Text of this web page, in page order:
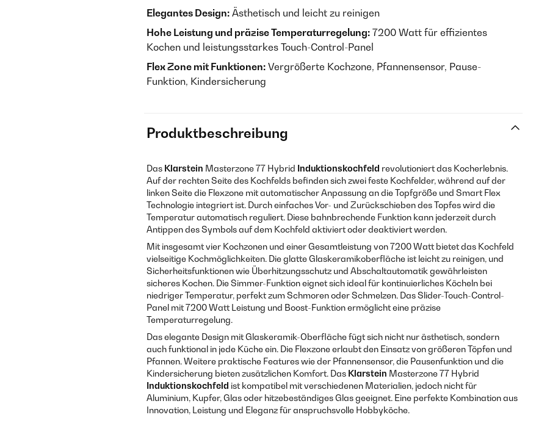
Elegantes Design: Ästhetisch und leicht zu reinigen
Hohe Leistung und präzise Temperaturregelung: 7200 Watt für effizientes
Kochen und leistungsstarkes Touch-Control-Panel
Flex Zone mit Funktionen: Vergrößerte Kochzone, Pfannensensor, Pause-
Funktion, Kindersicherung
Produktbeschreibung
Das Klarstein Masterzone 77 Hybrid Induktionskochfeld revolutioniert das Kocherlebnis.
Auf der rechten Seite des Kochfelds befinden sich zwei feste Kochfelder, während auf der
linken Seite die Flexzone mit automatischer Anpassung an die Topfgröße und Smart Flex
Technologie integriert ist. Durch einfaches Vor- und Zurückschieben des Topfes wird die
Temperatur automatisch reguliert. Diese bahnbrechende Funktion kann jederzeit durch
Antippen des Symbols auf dem Kochfeld aktiviert oder deaktiviert werden.
Mit insgesamt vier Kochzonen und einer Gesamtleistung von 7200 Watt bietet das Kochfeld
vielseitige Kochmöglichkeiten. Die glatte Glaskeramikoberfläche ist leicht zu reinigen, und
Sicherheitsfunktionen wie Überhitzungsschutz und Abschaltautomatik gewährleisten
sicheres Kochen. Die Simmer-Funktion eignet sich ideal für kontinuierliches Köcheln bei
niedriger Temperatur, perfekt zum Schmoren oder Schmelzen. Das Slider-Touch-Control-
Panel mit 7200 Watt Leistung und Boost-Funktion ermöglicht eine präzise
Temperaturregelung.
Das elegante Design mit Glaskeramik-Oberfläche fügt sich nicht nur ästhetisch, sondern
auch funktional in jede Küche ein. Die Flexzone erlaubt den Einsatz von größeren Töpfen und
Pfannen. Weitere praktische Features wie der Pfannensensor, die Pausenfunktion und die
Kindersicherung bieten zusätzlichen Komfort. Das Klarstein Masterzone 77 Hybrid
Induktionskochfeld ist kompatibel mit verschiedenen Materialien, jedoch nicht für
Aluminium, Kupfer, Glas oder hitzebeständiges Glas geeignet. Eine perfekte Kombination aus
Innovation, Leistung und Eleganz für anspruchsvolle Hobbyköche.